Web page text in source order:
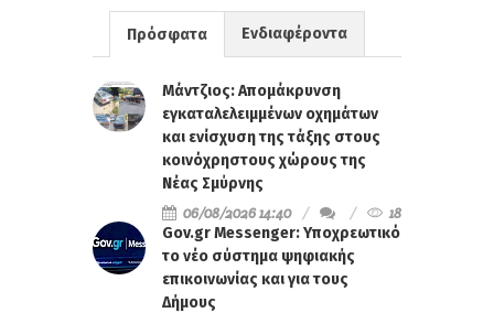
Πρόσφατα Ενδιαφέροντα
Μάντζιος: Απομάκρυνση
εγκαταλελειμμένων οχημάτων
και ενίσχυση της τάξης στους
κοινόχρηστους χώρους της
Νέας Σμύρνης
06/08/2026 14:40
18
Gov.gr Messenger: Υποχρεωτικό
το νέο σύστημα ψηφιακής
επικοινωνίας και για τους
Δήμους